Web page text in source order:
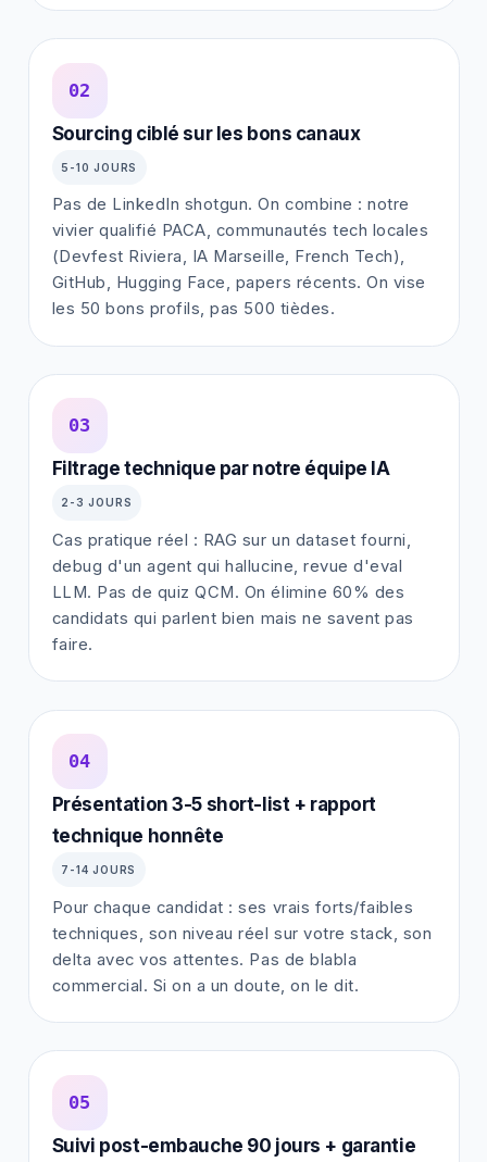
02
Sourcing ciblé sur les bons canaux
5-10 JOURS
Pas de LinkedIn shotgun. On combine : notre
vivier qualifié PACA, communautés tech locales
(Devfest Riviera, IA Marseille, French Tech),
GitHub, Hugging Face, papers récents. On vise
les 50 bons profils, pas 500 tièdes.
03
Filtrage technique par notre équipe IA
2-3 JOURS
Cas pratique réel : RAG sur un dataset fourni,
debug d'un agent qui hallucine, revue d'eval
LLM. Pas de quiz QCM. On élimine 60% des
candidats qui parlent bien mais ne savent pas
faire.
04
Présentation 3-5 short-list + rapport
technique honnête
7-14 JOURS
Pour chaque candidat : ses vrais forts/faibles
techniques, son niveau réel sur votre stack, son
delta avec vos attentes. Pas de blabla
commercial. Si on a un doute, on le dit.
05
Suivi post-embauche 90 jours + garantie